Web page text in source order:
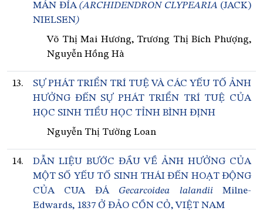
MÁN ĐỈA(ARCHIDENDRON CLYPEARIA (JACK)
NIELSEN)
Võ Thị Mai Hương, Trương Thị Bích Phượng,
Nguyễn Hồng Hà
13.
SỰ PHÁT TRIỂN TRÍ TUỆ VÀ CÁC YẾU TỐ ẢNH
HƯỞNG ĐẾN SỰ PHÁT TRIỂN TRÍ TUỆ CỦA
HỌC SINH TIỂU HỌC TỈNH BÌNH ĐỊNH
Nguyễn Thị Tường Loan
14.
DẪN LIỆU BƯỚC ĐẦU VỀ ẢNH HƯỞNG CỦA
MỘT SỐ YẾU TỐ SINH THÁI ĐẾN HOẠT ĐỘNG
CỦA CUA ĐÁ Gecarcoidea lalandiiMilne-
Edwards, 1837 Ở ĐẢO CỒN CỎ, VIỆT NAM